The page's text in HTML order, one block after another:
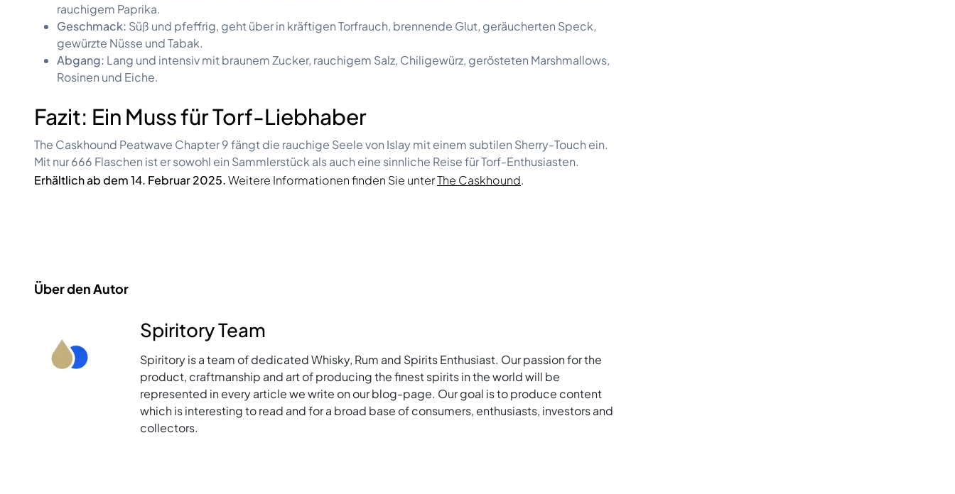
rauchigem Paprika.
Geschmack: Süß und pfeffrig, geht über in kräftigen Torfrauch, brennende Glut, geräucherten Speck,
gewürzte Nüsse und Tabak.
Abgang: Lang und intensiv mit braunem Zucker, rauchigem Salz, Chiligewürz, gerösteten Marshmallows,
Rosinen und Eiche.
Fazit: Ein Muss für Torf-Liebhaber
The Caskhound Peatwave Chapter 9 fängt die rauchige Seele von Islay mit einem subtilen Sherry-Touch ein.
Mit nur 666 Flaschen ist er sowohl ein Sammlerstück als auch eine sinnliche Reise für Torf-Enthusiasten.
Erhältlich ab dem 14. Februar 2025.Weitere Informationen finden Sie unterThe Caskhound.
Über den Autor
Spiritory Team
Spiritory is a team of dedicated Whisky, Rum and Spirits Enthusiast. Our passion for the
product, craftmanship and art of producing the finest spirits in the world will be
represented in every article we write on our blog-page. Our goal is to produce content
which is interesting to read and for a broad base of consumers, enthusiasts, investors and
collectors.